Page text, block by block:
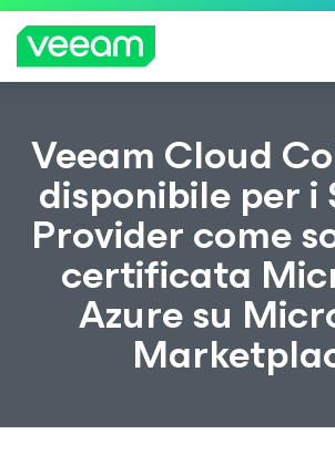
Linee guida di Veeam per i
dall'aggiornamento dei
PER
SAPE
RNE
Veeam Cloud
disponibile per i
Provider come
certificata
Azure su